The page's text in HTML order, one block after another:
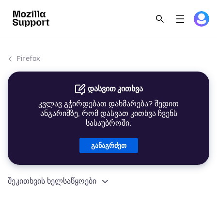
Firefox
დასვით კითხვა
კვლავ გჭირდებათ დახმარება? შედით
ანგარიშზე, რომ დასვათ კითხვა ჩვენს
სასაუბროში.
განაგრძეთ
შეკითხვის ხელსაწყოები